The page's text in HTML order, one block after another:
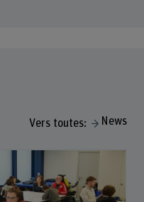
Vers toutes: News